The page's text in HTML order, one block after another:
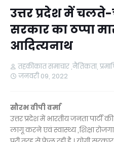
उत्तर प्रदेश में
सरकार का ठप्पा
आदित्यनाथ
तहकीकात समाचार ,नैतिकता,
जनवरी 09, 2022
सौरभ वीपी वर्मा
उत्तर प्रदेश में भारतीय जनता
लागू करने एवं स्वास्थ्य ,शिक्षा